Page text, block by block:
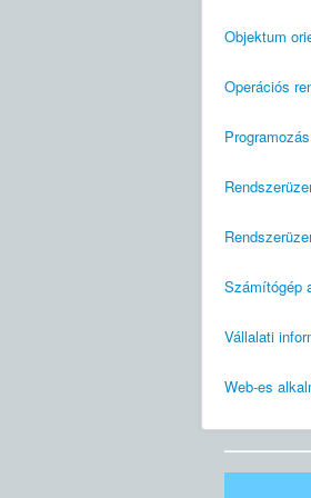
Objektum
Operációs
Számítógép
Vállalati
Web-es